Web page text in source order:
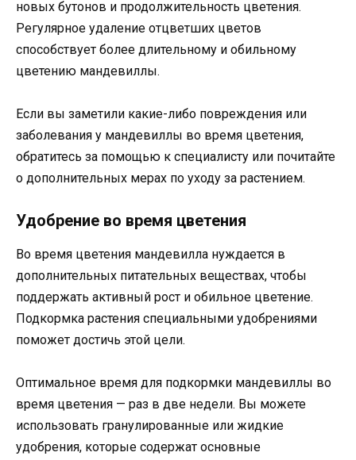
новых бутонов и продолжительность цветения.
Регулярное удаление отцветших цветов
способствует более длительному и обильному
цветению мандевиллы.
Если вы заметили какие-либо повреждения или
заболевания у мандевиллы во время цветения,
обратитесь за помощью к специалисту или почитайте
о дополнительных мерах по уходу за растением.
Удобрение во время цветения
Во время цветения мандевилла нуждается в
дополнительных питательных веществах, чтобы
поддержать активный рост и обильное цветение.
Подкормка растения специальными удобрениями
поможет достичь этой цели.
Оптимальное время для подкормки мандевиллы во
время цветения — раз в две недели. Вы можете
использовать гранулированные или жидкие
удобрения, которые содержат основные